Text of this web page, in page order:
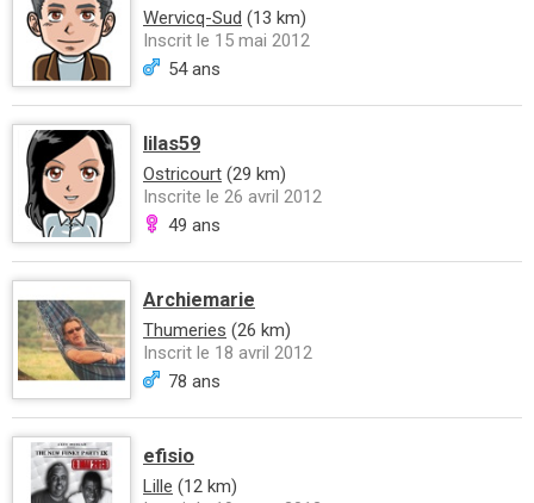
Wervicq-Sud (13 km)
Inscrit le 15 mai 2012
54 ans
lilas59
Ostricourt (29 km)
Inscrite le 26 avril 2012
49 ans
Archiemarie
Thumeries (26 km)
Inscrit le 18 avril 2012
78 ans
efisio
Lille (12 km)